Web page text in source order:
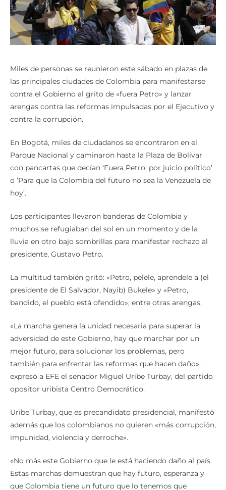
Miles de personas se reunieron este sábado en plazas de
las principales ciudades de Colombia para manifestarse
contra el Gobierno al grito de «fuera Petro» y lanzar
arengas contra las reformas impulsadas por el Ejecutivo y
contra la corrupción.
En Bogotá, miles de ciudadanos se encontraron en el
Parque Nacional y caminaron hasta la Plaza de Bolívar
con pancartas que decían ‘Fuera Petro, por juicio político’
o ‘Para que la Colombia del futuro no sea la Venezuela de
hoy’.
Los participantes llevaron banderas de Colombia y
muchos se refugiaban del sol en un momento y de la
lluvia en otro bajo sombrillas para manifestar rechazo al
presidente, Gustavo Petro.
La multitud también gritó: «Petro, pelele, aprendele a (el
presidente de El Salvador, Nayib) Bukele» y «Petro,
bandido, el pueblo está ofendido», entre otras arengas.
«La marcha genera la unidad necesaria para superar la
adversidad de este Gobierno, hay que marchar por un
mejor futuro, para solucionar los problemas, pero
también para enfrentar las reformas que hacen daño»,
expresó a EFE el senador Miguel Uribe Turbay, del partido
opositor uribista Centro Democrático.
Uribe Turbay, que es precandidato presidencial, manifestó
además que los colombianos no quieren «más corrupción,
impunidad, violencia y derroche».
«No más este Gobierno que le está haciendo daño al país.
Estas marchas demuestran que hay futuro, esperanza y
que Colombia tiene un futuro que lo tenemos que